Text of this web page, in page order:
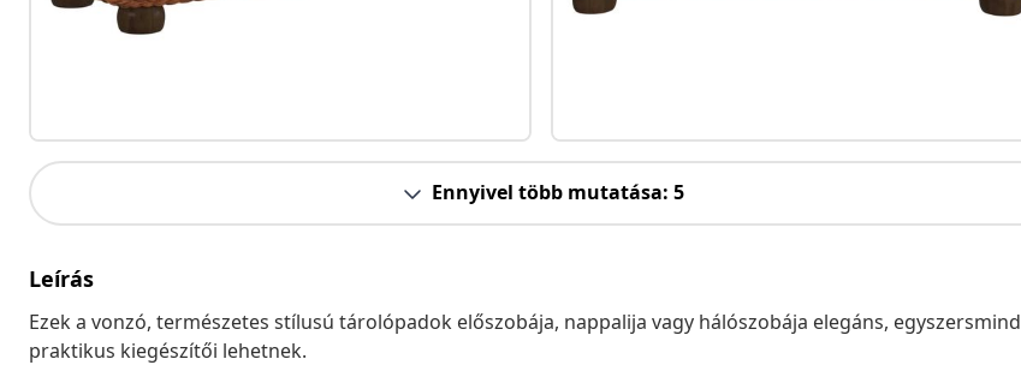
Ennyivel több mutatása: 5
Leírás
Ezek a vonzó, természetes stílusú tárolópadok előszobája, nappalija vagy hálószobája elegáns, egyszersmind
praktikus kiegészítői lehetnek.